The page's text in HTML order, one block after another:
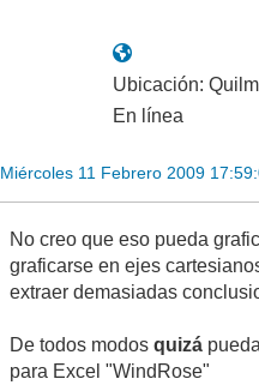
Ubicación:
En línea
Miércoles 11 Febrero 2009
No creo que eso pueda
graficarse en ejes
extraer demasiadas
De todos modos quizá
para Excel "WindRose"